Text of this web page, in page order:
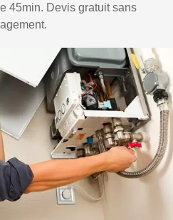
45min. Devis gratuit sans